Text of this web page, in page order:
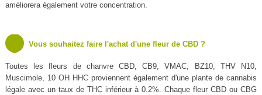
améliorera également votre concentration.
Vous souhaitez faire l'achat d'une fleur de CBD ?
Toutes les fleurs de chanvre CBD, CB9, VMAC, BZ10, THV N10,
Muscimole, 10 OH HHC proviennent également d'une plante de cannabis
légale avec un taux de THC inférieur à 0.2%. Chaque fleur CBD ou CBG